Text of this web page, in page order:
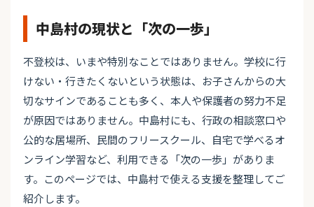
中島村の現状と「次の一歩」
不登校は、いまや特別なことではありません。学校に行
けない・行きたくないという状態は、お子さんからの大
切なサインであることも多く、本人や保護者の努力不足
が原因ではありません。中島村にも、行政の相談窓口や
公的な居場所、民間のフリースクール、自宅で学べるオ
ンライン学習など、利用できる「次の一歩」がありま
す。このページでは、中島村で使える支援を整理してご
紹介します。